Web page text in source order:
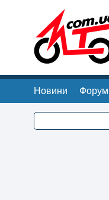
Новини Форум